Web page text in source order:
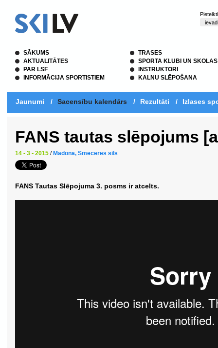
SĀKUMS
AKTUALITĀTES
PAR LSF
INFORMĀCIJA SPORTISTIEM
TRASES
SPORTA KLUBI UN SKOLAS
INSTRUKTORI
KALNU SLĒPOŠANA
Jaunumi / Sacensību kalendārs / Rezultāti / Izlases
FANS tautas slēpojums
14 • 3 • 2015 / Madona, Smeceres sils
FANS Tautas Slēpojuma 3. posms ir atcelts.